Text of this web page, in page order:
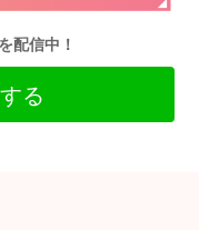
配信中！
る